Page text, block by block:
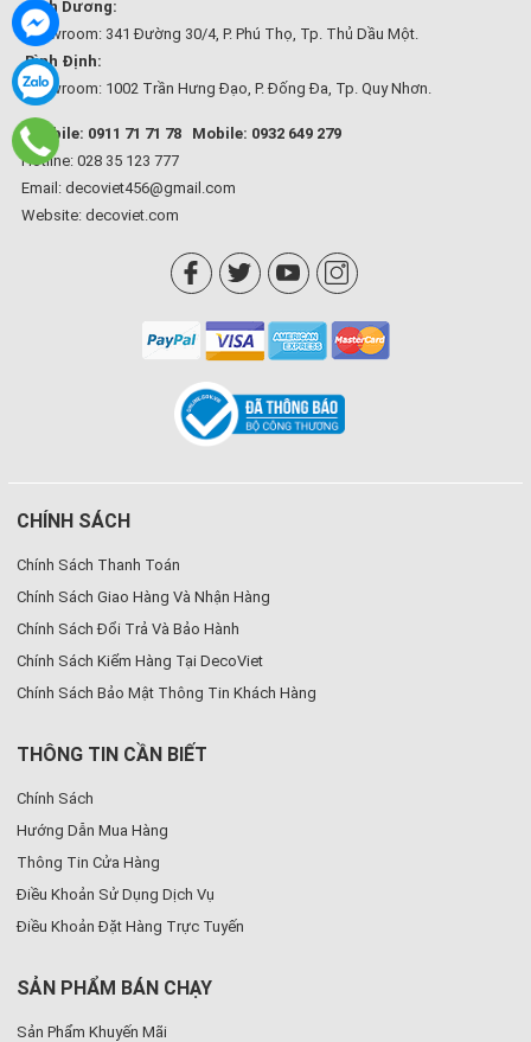
Bình Dương:
Showroom: 341 Đường 30/4, P. Phú Thọ, Tp. Thủ Dầu Một.
Bình Định:
Showroom: 1002 Trần Hưng Đạo, P. Đống Đa, Tp. Quy Nhơn.
Mobile: 0911 71 71 78
Mobile: 0932 649 279
Hotline: 028 35 123 777
Email: decoviet456@gmail.com
Website: decoviet.com
CHÍNH SÁCH
Chính Sách Thanh Toán
Chính Sách Giao Hàng Và Nhận Hàng
Chính Sách Đổi Trả Và Bảo Hành
Chính Sách Kiểm Hàng Tại DecoViet
Chính Sách Bảo Mật Thông Tin Khách Hàng
THÔNG TIN CẦN BIẾT
Chính Sách
Hướng Dẫn Mua Hàng
Thông Tin Cửa Hàng
Điều Khoản Sử Dụng Dịch Vụ
Điều Khoản Đặt Hàng Trực Tuyến
SẢN PHẨM BÁN CHẠY
Sản Phẩm Khuyến Mãi